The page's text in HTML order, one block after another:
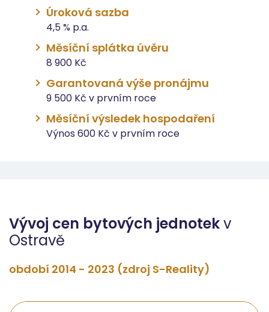
Úroková sazba
4,5 % p.a.
Měsíční splátka úvěru
8 900 Kč
Garantovaná výše pronájmu
9 500 Kč v prvním roce
Měsíční výsledek hospodaření
Výnos 600 Kč v prvním roce
Vývoj cen bytových jednotekv
Ostravě
období 2014 - 2023 (zdroj S-Reality)